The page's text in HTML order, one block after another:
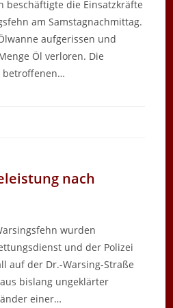
beschäftigte die Einsatzkräfte
am Samstagnachmittag.
aufgerissen und
Öl verloren. Die
betroffenen…
nach
wurden
und der Polizei
auf der Dr.-Warsing-Straße
bislang ungeklärter
einer…